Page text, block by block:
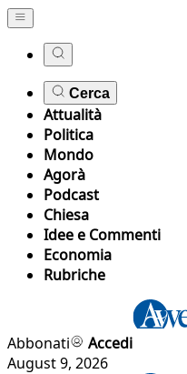
Cerca
Attualità
Politica
Mondo
Agorà
Podcast
Chiesa
Idee e Commenti
Economia
Rubriche
Abbonati
Accedi
August 9, 2026